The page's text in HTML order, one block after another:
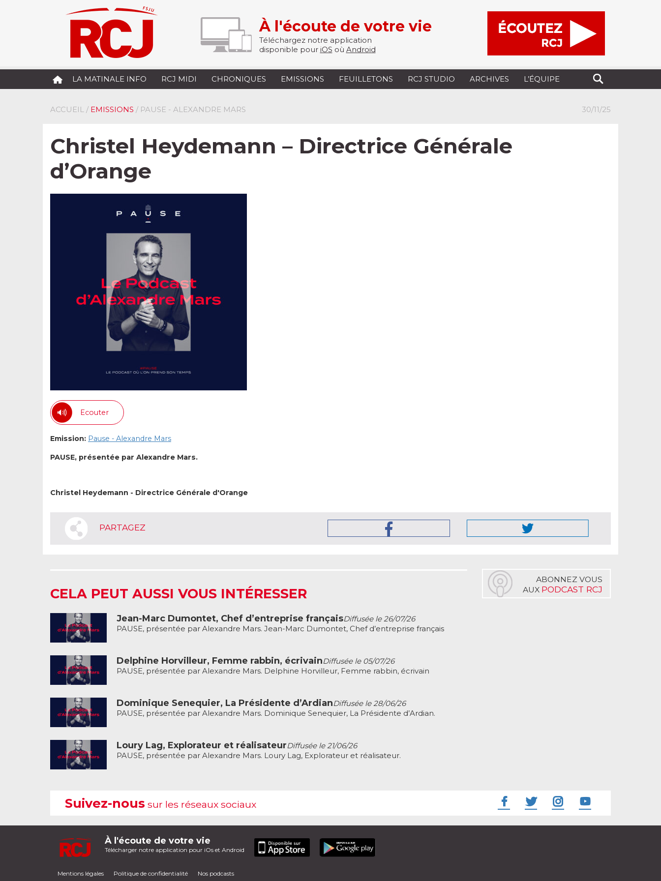
À l'écoute de votre vie
Téléchargez notre application
disponible pour iOS où Android
LA MATINALE INFO RCJ MIDI CHRONIQUES EMISSIONS FEUILLETONS RCJ STUDIO ARCHIVES L’ÉQUIPE
ACCUEIL / EMISSIONS / PAUSE - ALEXANDRE MARS 30/11/25
Christel Heydemann – Directrice Générale
d’Orange
Ecouter
Emission: Pause - Alexandre Mars
PAUSE, présentée par Alexandre Mars.
Christel Heydemann - Directrice Générale d'Orange
PARTAGEZ
CELA PEUT AUSSI VOUS INTÉRESSER
Jean-Marc Dumontet, Chef d’entreprise françaisDiffusée le 26/07/26
PAUSE, présentée par Alexandre Mars. Jean-Marc Dumontet, Chef d’entreprise français
Delphine Horvilleur, Femme rabbin, écrivainDiffusée le 05/07/26
PAUSE, présentée par Alexandre Mars. Delphine Horvilleur, Femme rabbin, écrivain
Dominique Senequier, La Présidente d’ArdianDiffusée le 28/06/26
PAUSE, présentée par Alexandre Mars. Dominique Senequier, La Présidente d’Ardian.
Loury Lag, Explorateur et réalisateurDiffusée le 21/06/26
PAUSE, présentée par Alexandre Mars. Loury Lag, Explorateur et réalisateur.
ABONNEZ VOUS
AUX PODCAST RCJ
Suivez-nous sur les réseaux sociaux
À l'écoute de votre vie
Télécharger notre application pour iOs et Android
Mentions légales Politique de confidentialité Nos podcasts